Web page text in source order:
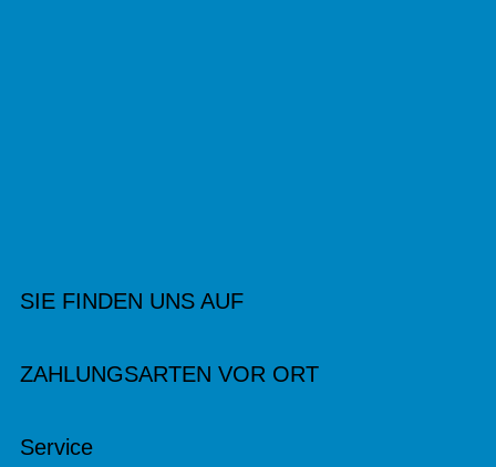
SIE FINDEN UNS AUF
ZAHLUNGSARTEN VOR ORT
Service